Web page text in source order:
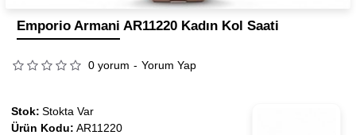
Emporio Armani AR11220 Kadın Kol Saati
0 yorum - Yorum Yap
Stok: Stokta Var
Ürün Kodu: AR11220